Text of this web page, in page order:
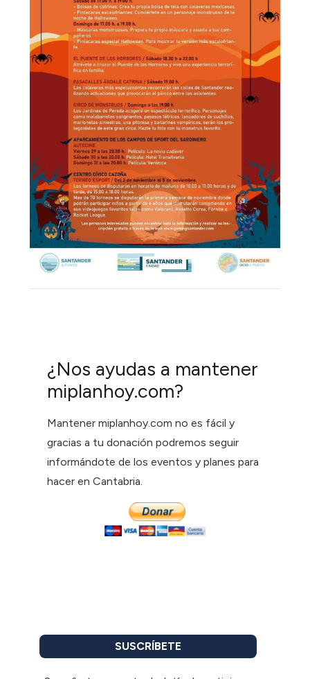
¿Nos ayudas a mantener
miplanhoy.com?
Mantener miplanhoy.com no es fácil y
gracias a tu donación podremos seguir
informándote de los eventos y planes para
hacer en Cantabria.
SUSCRÍBETE